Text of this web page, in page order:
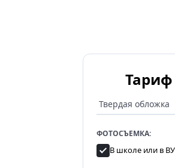
ФОТОСЪЕМКА:
В школе или в